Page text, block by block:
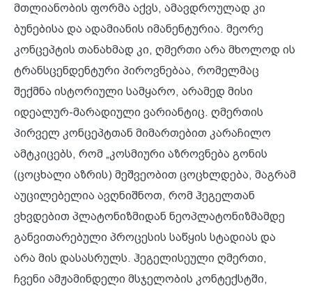
მთლიანობის ფორმა აქვს, ამავდროულად კი
ბუნებისა და ადამიანის იმანენტურია. მეორე
კონცეპტის თანახმად კი, ღმერთი არა მხოლოდ ის
ტრანსცენდენტური პიროვნებაა, რომელმაც
შექმნა ისტორიული სამყარო, არამედ მისი
იდეალურ-მარადიული ვარიანტიც. ღმერთის
პირველ კონცეპტთან მიმართებით კარაჩილო
ამტკიცებს, რომ „კოსმიური აზროვნება გონის
(ცოცხალი აზრის) მეშვეობით ცოცხლდება, მაგრამ
აუცილებელია ავღნიშნოთ, რომ ჰეგელთან
ვხვდებით პლატონიზმიდან ნეოპლატონიზმამდე
განვითარებული პროცესის საწყის სტადიას და
არა მის დასასრულს. ჰეგელისეული ღმერთი,
ჩვენი ამჟამინდელი მსჯელობის კონტექსტში,